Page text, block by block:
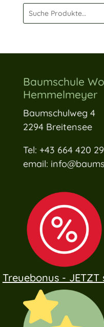
Baumschule
Hemmelmeyer
Baumschulweg 4
2294 Breitensee
Tel: +43 664 420
email:
Treuebonus - JETZT